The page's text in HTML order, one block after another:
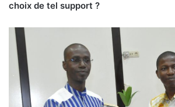
choix de tel support ?